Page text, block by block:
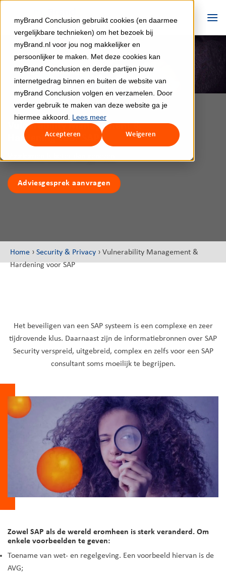
myBrand Conclusion gebruikt cookies (en daarmee
vergelijkbare technieken) om het bezoek bij
myBrand.nl voor jou nog makkelijker en
persoonlijker te maken. Met deze cookies kan
myBrand Conclusion en derde partijen jouw
internetgedrag binnen en buiten de website van
myBrand Conclusion volgen en verzamelen. Door
verder gebruik te maken van deze website ga je
hiermee akkoord. Lees meer
Accepteren Weigeren
naar
inhoud
Vulnerability Management &
Hardening voor SAP
Adviesgesprek aanvragen
Home › Security & Privacy › Vulnerability Management &
Hardening voor SAP
Het beveiligen van een SAP systeem is een complexe en zeer
tijdrovende klus. Daarnaast zijn de informatiebronnen over SAP
Security verspreid, uitgebreid, complex en zelfs voor een SAP
consultant soms moeilijk te begrijpen.
Zowel SAP als de wereld eromheen is sterk veranderd. Om
enkele voorbeelden te geven:
Toename van wet- en regelgeving. Een voorbeeld hiervan is de
AVG;